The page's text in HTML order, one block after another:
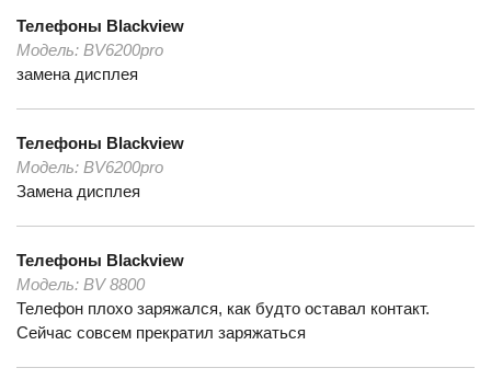
Телефоны Blackview
Модель: BV6200pro
замена дисплея
Телефоны Blackview
Модель: BV6200pro
Замена дисплея
Телефоны Blackview
Модель: BV 8800
Телефон плохо заряжался, как будто оставал контакт.
Сейчас совсем прекратил заряжаться